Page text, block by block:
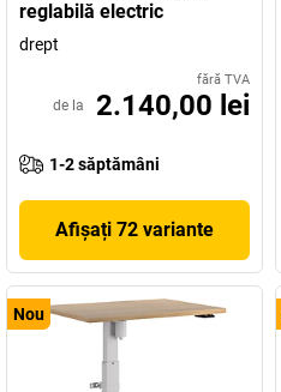
reglabilă electric
drept
fără TVA
de la 2.140,00 lei
1-2 săptămâni
Afișați 72 variante
Nou